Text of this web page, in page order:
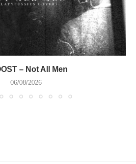
– Not All Men
06/08/2026